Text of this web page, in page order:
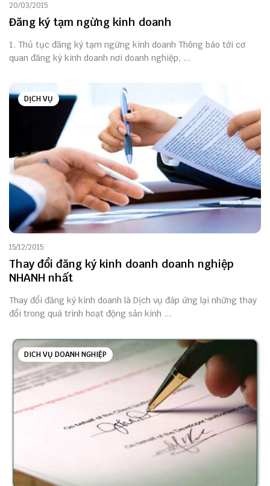
20/03/2015
Đăng ký tạm ngừng kinh doanh
1. Thủ tục đăng ký tạm ngừng kinh doanh Thông báo tới cơ
quan đăng ký kinh doanh nơi doanh nghiệp, ...
DỊCH VỤ
15/12/2015
Thay đổi đăng ký kinh doanh doanh nghiệp
NHANH nhất
Thay đổi đăng ký kinh doanh là Dịch vụ đáp ứng lại những thay
đổi trong quá trình hoạt động sản kinh ...
DICH VỤ DOANH NGHIỆP